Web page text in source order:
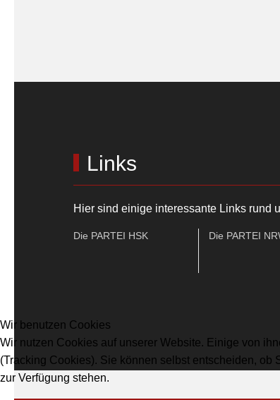
Links
Hier sind einige interessante Links rund
Die PARTEI HSK Die PARTEI
Wir benutzen Cookies
Wir nutzen Cookies auf unserer Website. Einige von
(Tracking Cookies). Sie können selbst entscheiden,
zur Verfügung stehen.